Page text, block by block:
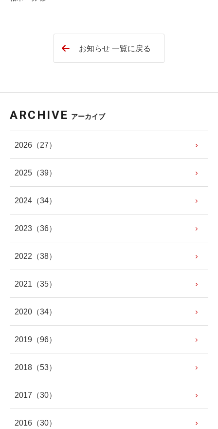
お知らせ 一覧に戻る
ARCHIVE アーカイブ
2026 （27）
2025 （39）
2024 （34）
2023 （36）
2022 （38）
2021 （35）
2020 （34）
2019 （96）
2018 （53）
2017 （30）
2016 （30）